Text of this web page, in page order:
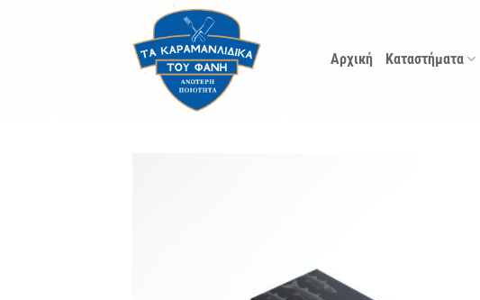
Αρχική Καταστήματα